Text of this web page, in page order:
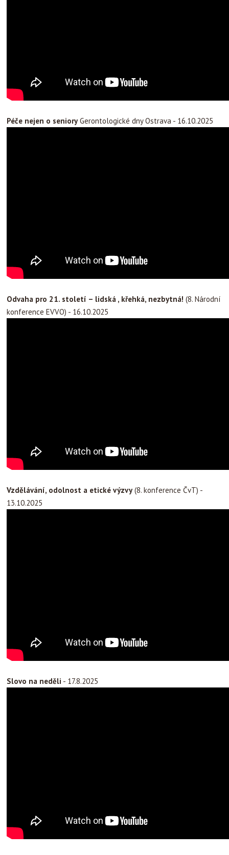
Péče nejen o senioryGerontologické dny Ostrava - 16.10.2025
Odvaha pro 21. století – lidská , křehká, nezbytná! (8. Národní
konference EVVO) - 16.10.2025
Vzdělávání, odolnost a etické výzvy(8. konference ČvT) -
13.10.2025
Slovo na neděli - 17.8.2025